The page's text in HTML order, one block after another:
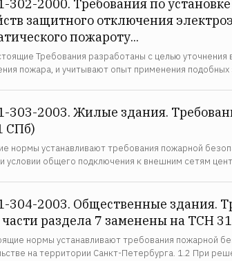
302-2000. Требования по
защитного отключения
пожароту...
Требования разработаны с целью
пожара, и учитывают опыт применения
303-2003. Жилые здания.
СПб)
нормы устанавливают требования пожарной
условии общего подключения к внешним сетям
304-2003. Общественные здания.
раздела 7 заменены на ТСН
нормы устанавливают требования пожарной
на территории Санкт-Петербурга. 1.2 При